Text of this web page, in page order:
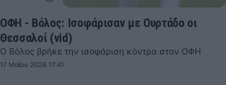
ΟΦΗ - Βόλος: Ισοφάρισαν με Ουρτάδο οι
Θεσσαλοί (vid)
Ο Βόλος βρήκε την ισοφάριση κόντρα στον ΟΦΗ
17 Μαΐου 2026 17:41